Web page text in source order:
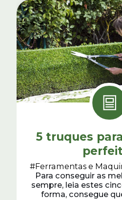
5 truques
#Ferramentas e
Para conseguir as
sempre, leia estes
forma, consegue